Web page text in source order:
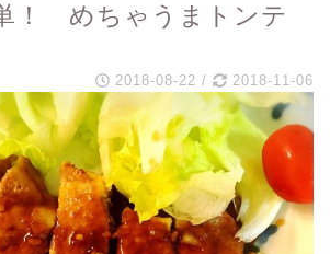
！ めちゃうまトンテ
2018-08-22 / 2018-11-06